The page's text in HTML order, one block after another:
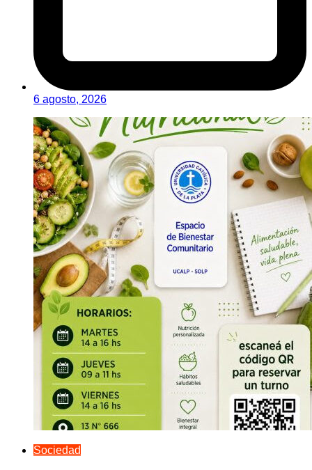
6 agosto, 2026
Sociedad